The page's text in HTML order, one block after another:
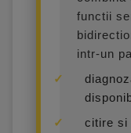
functii
intr-un
citire si